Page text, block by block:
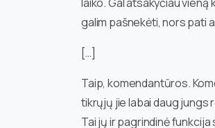
galim pašnekėti, nors pati
[…]
Taip, komendantūros.
tikrųjų jie labai daug jungs
Tai jų ir pagrindinė